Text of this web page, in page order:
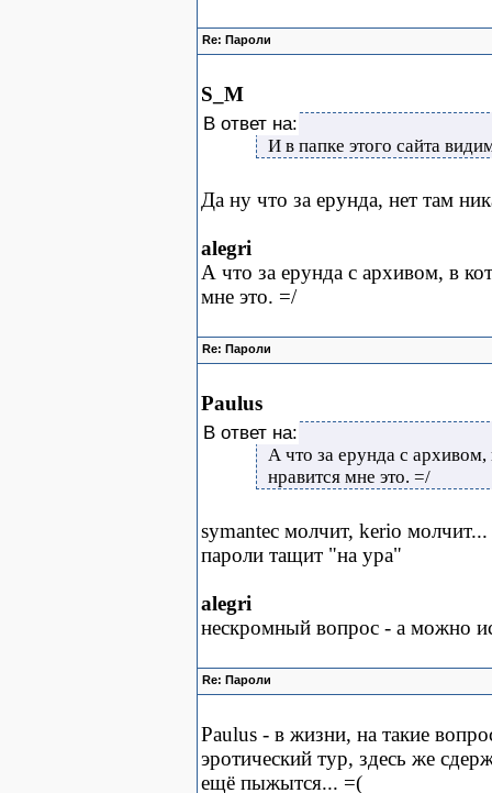
Re: Пароли
S_M
В ответ на:
И в папке этого сайта
Да ну что за ерунда, нет там
alegri
А что за ерунда с архивом, в
мне это. =/
Re: Пароли
Paulus
В ответ на:
А что за ерунда с
нравится мне это. =/
symantec молчит, kerio молчит...
пароли тащит "на ура"
alegri
нескромный вопрос - а можно
Re: Пароли
Paulus - в жизни, на такие
эротический тур, здесь же
ещё пыжытся... =(